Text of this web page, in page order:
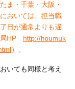
ま・千葉・大阪・
おいては、担当職
日が通常よりも遅
局HP http://houmuk
）。
いても同様と考え